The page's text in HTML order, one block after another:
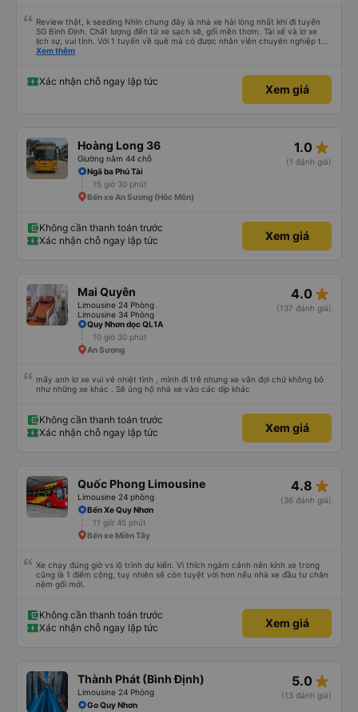
Review thật, k seeding Nhìn chung đây là nhà xe hài lòng nhất khi đi tuyến
SG Bình Định. Chất lượng đến từ xe sạch sẽ, gối mền thơm. Tài xế và lơ xe
lịch sự, vui tính. Với 1 tuyến về quê mà có được nhân viên chuyên nghiệp thế
này là điểm cộng lớn, thường chỉ đi mấy tuyến du lịch mới có. Về xe thì có
định ủng hộ tiếp nhà xe này. Chúc chủ xe làm ăn phát đạt mua thêm nhiều
xe chạy thêm nhiều khung giờ nữa và nâng cao tiêu chuẩn tuyến. Nếu xét
điểm trừ thì chỉ có thgian trả khách, team VXR set lệch với thực tế
Xem thêm
Xác nhận chỗ ngay lập tức
Xem giá
Hoàng Long 36
Giường nằm 44 chỗ
1.0 star_rate
(1 đánh giá)
Ngã ba Phú Tài
15 giờ 30 phút
Bến xe An Sương (Hóc Môn)
Không cần thanh toán trước
Xác nhận chỗ ngay lập tức
Xem giá
Mai Quyên
Limousine 24 Phòng
Limousine 34 Phòng
4.0 star_rate
(137 đánh giá)
Quy Nhơn dọc QL1A
10 giờ 30 phút
An Sương
mấy anh lơ xe vui vẻ nhiệt tình , mình đi trễ nhưng xe vẫn đợi chứ không bỏ
như những xe khác . Sẽ ủng hộ nhà xe vào các dịp khác
Không cần thanh toán trước
Xác nhận chỗ ngay lập tức
Xem giá
Quốc Phong Limousine
Limousine 24 phòng
4.8 star_rate
(36 đánh giá)
Bến Xe Quy Nhơn
11 giờ 45 phút
Bến xe Miền Tây
Xe chạy đúng giờ vs lộ trình dự kiến. Vì thích ngắm cảnh nên kính xe trong
cũng là 1 điểm cộng, tuy nhiên sẽ còn tuyệt vời hơn nếu nhà xe đầu tư chăn
nệm gối mới.
Không cần thanh toán trước
Xác nhận chỗ ngay lập tức
Xem giá
Thành Phát (Bình Định)
Limousine 24 Phòng
5.0 star_rate
(13 đánh giá)
Go Quy Nhơn